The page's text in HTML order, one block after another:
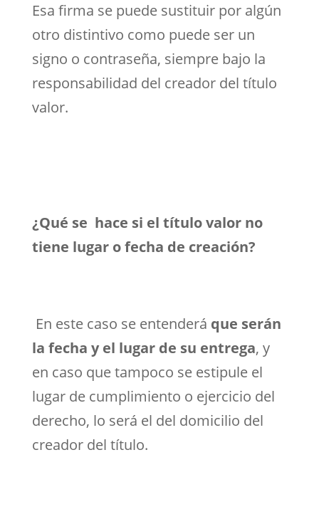
Esa firma se puede sustituir por algún
otro distintivo como puede ser un
signo o contraseña, siempre bajo la
responsabilidad del creador del título
valor.
¿Qué se hace si el título valor no
tiene lugar o fecha de creación?
En este caso se entenderá que serán
la fecha y el lugar de su entrega, y
en caso que tampoco se estipule el
lugar de cumplimiento o ejercicio del
derecho, lo será el del domicilio del
creador del título.